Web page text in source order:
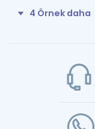
4 Örnek daha